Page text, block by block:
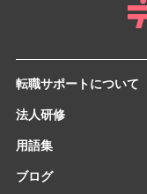
転職サポートについて
法人研修
用語集
ブログ